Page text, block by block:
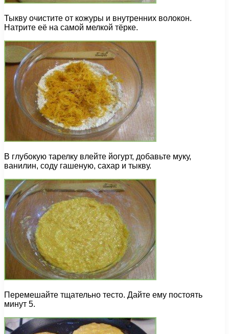
Тыкву очистите от кожуры и внутренних волокон.
Натрите её на самой мелкой тёрке.
В глубокую тарелку влейте йогурт, добавьте муку,
ванилин, соду гашеную, сахар и тыкву.
Перемешайте тщательно тесто. Дайте ему постоять
минут 5.